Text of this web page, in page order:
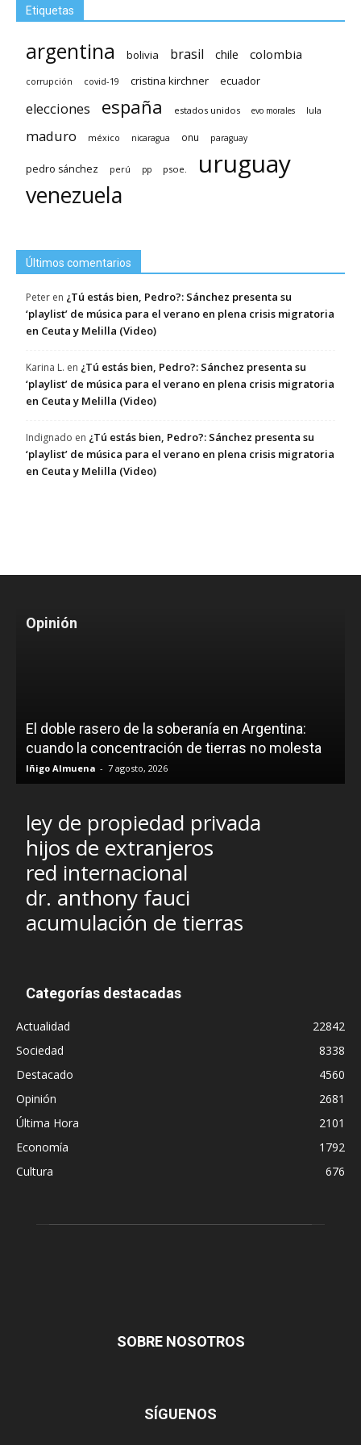
Etiquetas
argentina bolivia brasil chile colombia
corrupción covid-19 cristina kirchner ecuador
elecciones españa estados unidos evo morales lula
maduro méxico nicaragua onu paraguay
pedro sánchez perú pp psoe. uruguay
venezuela
Últimos comentarios
Peter en ¿Tú estás bien, Pedro?: Sánchez presenta su
‘playlist’ de música para el verano en plena crisis migratoria
en Ceuta y Melilla (Video)
Karina L. en ¿Tú estás bien, Pedro?: Sánchez presenta su
‘playlist’ de música para el verano en plena crisis migratoria
en Ceuta y Melilla (Video)
Indignado en ¿Tú estás bien, Pedro?: Sánchez presenta su
‘playlist’ de música para el verano en plena crisis migratoria
en Ceuta y Melilla (Video)
Opinión
El doble rasero de la soberanía en Argentina:
cuando la concentración de tierras no molesta
Iñigo Almuena - 7 agosto, 2026
ley de propiedad privada
hijos de extranjeros
red internacional
dr. anthony fauci
acumulación de tierras
Categorías destacadas
Actualidad
22842
Sociedad
8338
Destacado
4560
Opinión
2681
Última Hora
2101
Economía
1792
Cultura
676
SOBRE NOSOTROS
SÍGUENOS